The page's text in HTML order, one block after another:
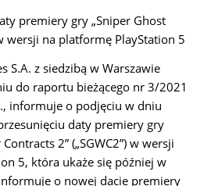
premiery gry „Sniper Ghost
wersji na platformę PlayStation 5
S.A. z siedzibą w Warszawie
do raportu bieżącego nr 3/2021
informuje o podjęciu w dniu
daty premiery gry
2” („SGWC2”) w wersji
5, która ukaże się później w
o nowej dacie premiery